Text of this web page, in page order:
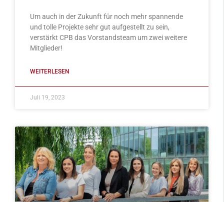
Um auch in der Zukunft für noch mehr spannende
und tolle Projekte sehr gut aufgestellt zu sein,
verstärkt CPB das Vorstandsteam um zwei weitere
Mitglieder!
WEITERLESEN
Juli 19, 2023